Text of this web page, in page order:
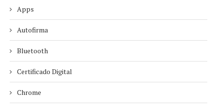
Apps
Autofirma
Bluetooth
Certificado Digital
Chrome